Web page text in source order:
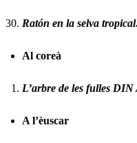
Ratón en la selva tropical
Al coreà
L’arbre de les fulles DIN
A l’èuscar